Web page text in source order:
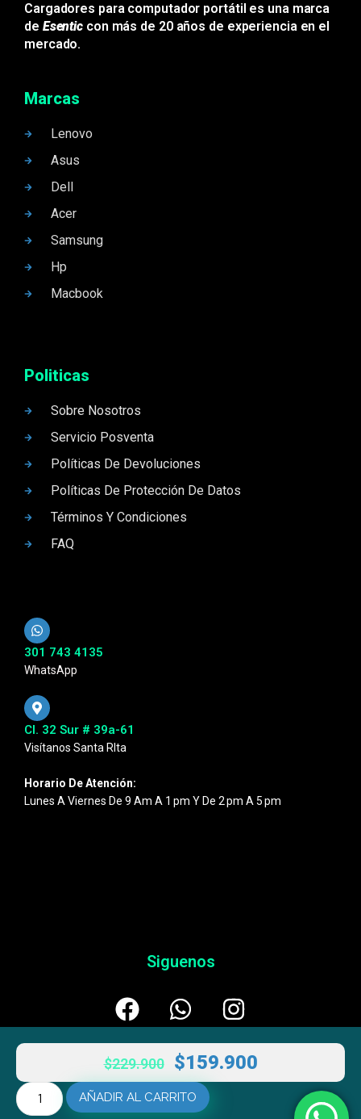
$229.900 $159.900
AÑADIR AL CARRITO
Cargadores para computador portátil es una marca
de Esentic con más de 20 años de experiencia en el
mercado.
Marcas
Lenovo
Asus
Dell
Acer
Samsung
Hp
Macbook
Politicas
Sobre Nosotros
Servicio Posventa
Políticas De Devoluciones
Políticas De Protección De Datos
Términos Y Condiciones
FAQ
301 743 4135
WhatsApp
Cl. 32 Sur # 39a-61
Visítanos Santa RIta
Horario De Atención:
Lunes A Viernes De 9 Am A 1 Pm Y De 2 Pm A 5 Pm
Siguenos